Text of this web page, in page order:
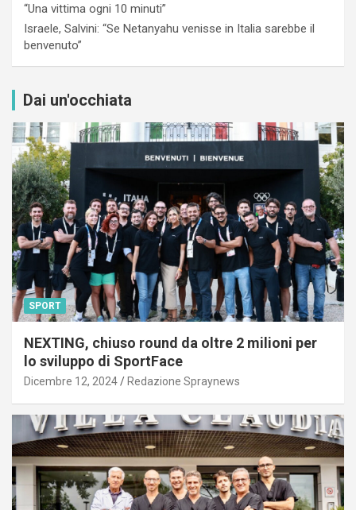
“Una vittima ogni 10 minuti”
Israele, Salvini: “Se Netanyahu venisse in Italia sarebbe il
benvenuto”
Dai un'occhiata
SPORT
NEXTING, chiuso round da oltre 2 milioni per
lo sviluppo di SportFace
Dicembre 12, 2024 Redazione Spraynews